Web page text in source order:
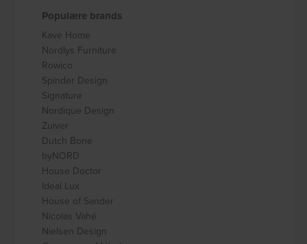
Populære brands
Kave Home
Nordlys Furniture
Rowico
Spinder Design
Signature
Nordique Design
Zuiver
Dutch Bone
byNORD
House Doctor
Ideal Lux
House of Sander
Nicolas Vahé
Nielsen Design